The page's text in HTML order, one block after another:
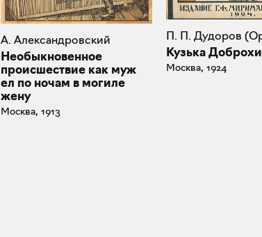
А. Александровский
Необыкновенное
происшествие как муж
ел по ночам в могиле
жену
Москва, 1913
П. П. Дудоров
Кузька
Москва, 1924